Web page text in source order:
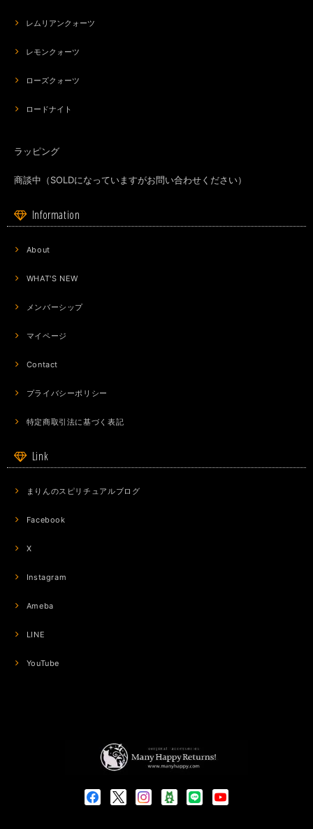
レムリアンクォーツ
レモンクォーツ
ローズクォーツ
ロードナイト
ラッピング
商談中（SOLDになっていますがお問い合わせください）
Information
About
WHAT'S NEW
メンバーシップ
マイページ
Contact
プライバシーポリシー
特定商取引法に基づく表記
Link
まりんのスピリチュアルブログ
Facebook
X
Instagram
Ameba
LINE
YouTube